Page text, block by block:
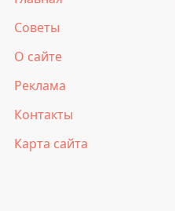
Советы
О сайте
Реклама
Контакты
Карта сайта